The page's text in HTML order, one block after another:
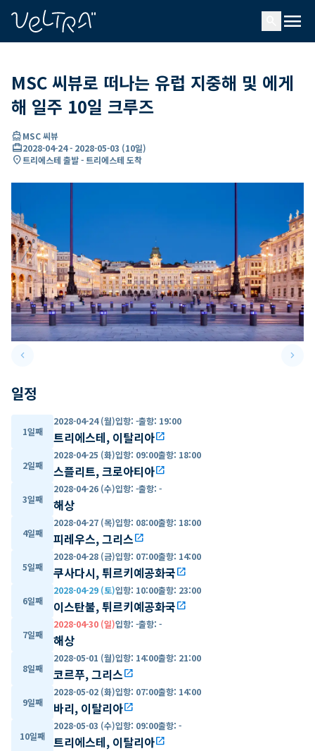
menu
MSC 씨뷰로 떠나는 유럽 지중해 및 에게
해 일주 10일 크루즈
directions_boatMSC 씨뷰
card_travel2028-04-24- 2028-05-03 (10일)
location_on트리에스테 출발 - 트리에스테 도착
keyboard_arrow_leftPrevious slide keyboard_arrow_right
일정
1일째
2028-04-24 (월)입항: -출항: 19:00
트리에스테, 이탈리아open_in_new
2일째
2028-04-25 (화)입항: 09:00출항: 18:00
스플리트, 크로아티아open_in_new
3일째
2028-04-26 (수)입항: -출항: -
해상
4일째
2028-04-27 (목)입항: 08:00출항: 18:00
피레우스, 그리스open_in_new
5일째
2028-04-28 (금)입항: 07:00출항: 14:00
쿠사다시, 튀르키예공화국open_in_new
6일째
2028-04-29 (토)입항: 10:00출항: 23:00
이스탄불, 튀르키예공화국open_in_new
7일째
2028-04-30 (일)입항: -출항: -
해상
8일째
2028-05-01 (월)입항: 14:00출항: 21:00
코르푸, 그리스open_in_new
9일째
2028-05-02 (화)입항: 07:00출항: 14:00
바리, 이탈리아open_in_new
10일째
2028-05-03 (수)입항: 09:00출항: -
트리에스테, 이탈리아open_in_new